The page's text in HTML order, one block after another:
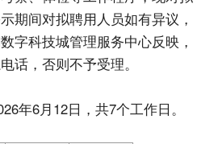
期间对拟聘用人员如有异议，
字科技城管理服务中心反映，
话，否则不予受理。
6月12日，共7个工作日。